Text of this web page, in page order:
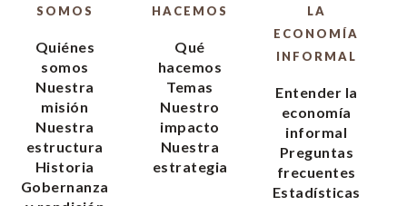
SOMOS
Quiénes
somos
Nuestra
misión
Nuestra
estructura
Historia
Gobernanza
HACEMOS
Qué
hacemos
Temas
Nuestro
impacto
Nuestra
estrategia
LA
ECONOMÍA
INFORMAL
Entender la
economía
informal
Preguntas
frecuentes
Estadísticas